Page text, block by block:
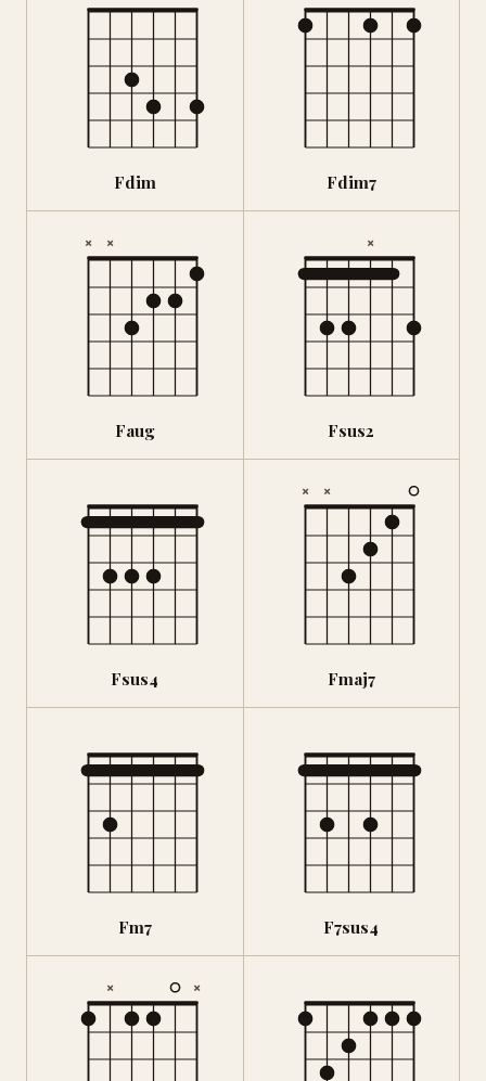
Fdim Fdim7
× ×
Faug
×
Fsus2
Fsus4
× ×
Fmaj7
Fm7 F7sus4
× ×